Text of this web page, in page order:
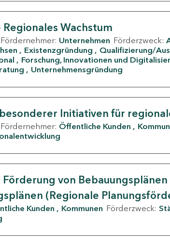
Wachstum
Fördernehmer: Unternehmen Förderzweck:
Existenzgründung
Qualifizierung/
Forschung, Innovationen und
Unternehmensgründung
Initiativen für
Fördernehmer: Öffentliche Kunden
Förderung von Bebauungsplänen
(Regionale
Kunden Kommunen Förderzweck: